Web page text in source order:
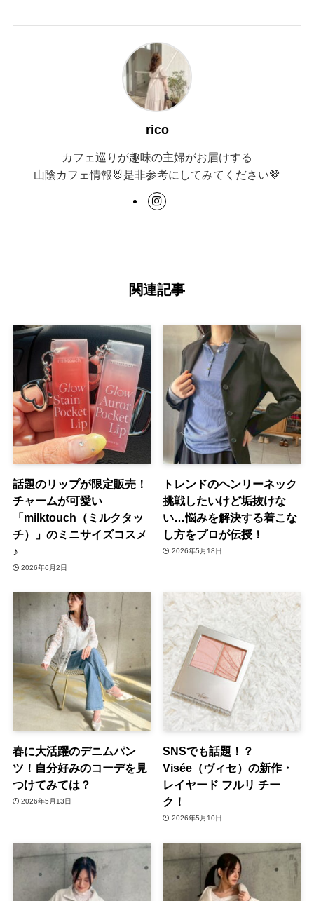
rico
カフェ巡りが趣味の主婦がお届けする
山陰カフェ情報🐰是非参考にしてみてください🤎
関連記事
話題のリップが限定販売！
チャームが可愛い
「milktouch（ミルクタッ
チ）」のミニサイズコスメ
♪
2026年6月2日
トレンドのヘンリーネック
挑戦したいけど垢抜けな
い…悩みを解決する着こな
し方をプロが伝授！
2026年5月18日
春に大活躍のデニムパン
ツ！自分好みのコーデを見
つけてみては？
2026年5月13日
SNSでも話題！？
Visée（ヴィセ）の新作・
レイヤード フルリ チー
ク！
2026年5月10日